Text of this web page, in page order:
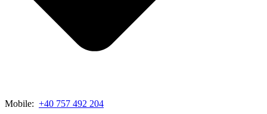
Mobile: +40 757 492 204